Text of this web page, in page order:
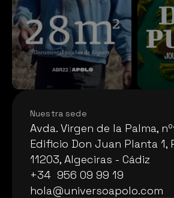
Nuestra sede
Avda. Virgen de la Palma,
Avda. Virgen de la Palma, nº1
Edificio Don Juan Planta 1,
Edificio Don Juan Planta 1,
11203, Algeciras - Cádiz
11203, Algeciras - Cádiz
+34  956 09 99 19
+34  956 09 99 19
hola@universoapolo.com